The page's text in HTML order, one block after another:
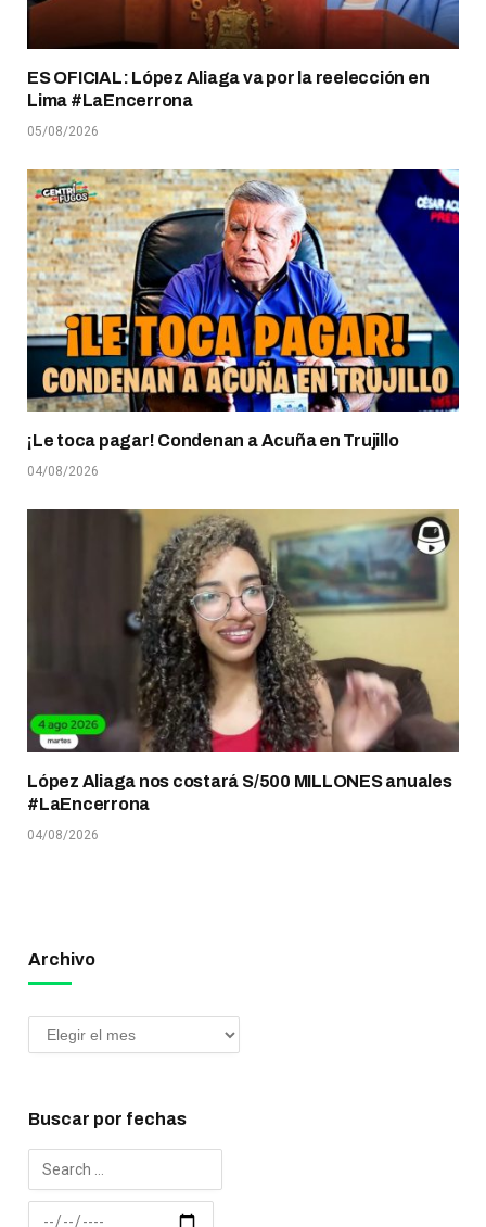
ES OFICIAL: López Aliaga va por la reelección en
Lima #LaEncerrona
05/08/2026
¡Le toca pagar! Condenan a Acuña en Trujillo
04/08/2026
López Aliaga nos costará S/500 MILLONES anuales
#LaEncerrona
04/08/2026
Archivo
Buscar por fechas